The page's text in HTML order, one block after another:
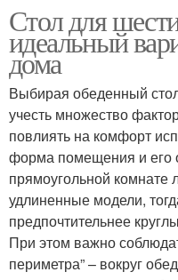
Стол для
идеальный
дома
Выбирая обеденный
учесть множество
повлиять на комфорт
форма помещения и
прямоугольной комнате
удлиненные модели,
предпочтительнее
При этом важно
периметра” – вокруг